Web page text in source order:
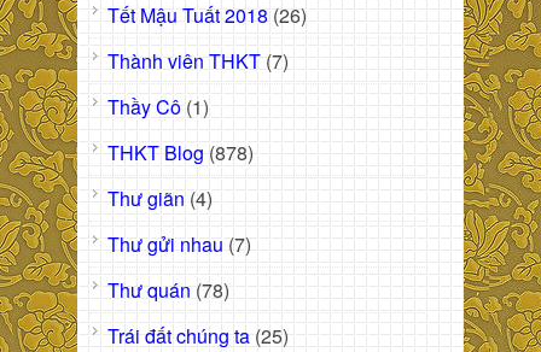
Tết Mậu Tuất 2018 (26)
Thành viên THKT (7)
Thầy Cô (1)
THKT Blog (878)
Thư giãn (4)
Thư gửi nhau (7)
Thư quán (78)
Trái đất chúng ta (25)